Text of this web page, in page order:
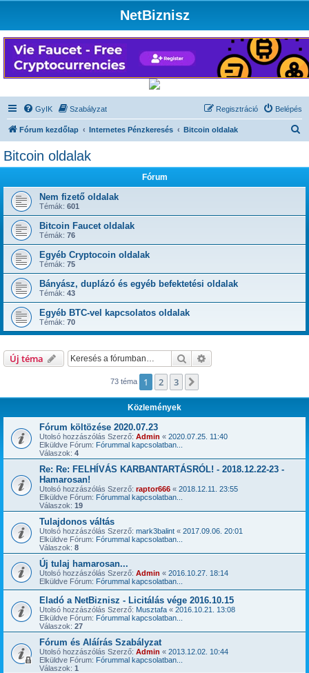
NetBiznisz
GyIK Szabályzat Belépés
Regisztráció
Fórum kezdőlap Internetes Pénzkeresés Bitcoin oldalak
Bitcoin oldalak
Fórum
Nem fizető oldalak
Témák: 601
Bitcoin Faucet oldalak
Témák: 76
Egyéb Cryptocoin oldalak
Témák: 75
Bányász, duplázó és egyéb befektetési oldalak
Témák: 43
Egyéb BTC-vel kapcsolatos oldalak
Témák: 70
Új téma Keresés
73 téma 1 2 3
Közlemények
Fórum költözése 2020.07.23
Utolsó hozzászólás Szerző: Admin « 2020.07.25. 11:40
Elküldve Fórum: Fórummal kapcsolatban...
Válaszok: 4
Re: Re: FELHÍVÁS KARBANTARTÁSRÓL! - 2018.12.22-23 -
Hamarosan!
Utolsó hozzászólás Szerző: raptor666 « 2018.12.11. 23:55
Elküldve Fórum: Fórummal kapcsolatban...
Válaszok: 19
Tulajdonos váltás
Utolsó hozzászólás Szerző: mark3balint « 2017.09.06. 20:01
Elküldve Fórum: Fórummal kapcsolatban...
Válaszok: 8
Új tulaj hamarosan...
Utolsó hozzászólás Szerző: Admin « 2016.10.27. 18:14
Elküldve Fórum: Fórummal kapcsolatban...
Eladó a NetBiznisz - Licitálás vége 2016.10.15
Utolsó hozzászólás Szerző: Musztafa « 2016.10.21. 13:08
Elküldve Fórum: Fórummal kapcsolatban...
Válaszok: 27
Fórum és Aláírás Szabályzat
Utolsó hozzászólás Szerző: Admin « 2013.12.02. 10:44
Elküldve Fórum: Fórummal kapcsolatban...
Válaszok: 1